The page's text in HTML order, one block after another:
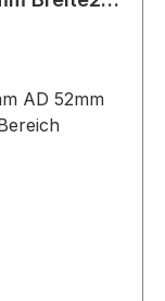
AD 52mm